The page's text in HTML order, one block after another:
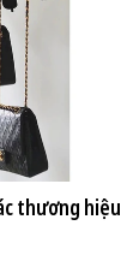
thương hiệu